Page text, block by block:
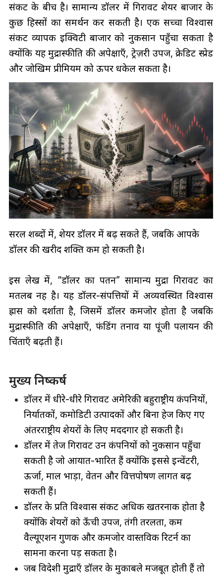
संकट के बीच है। सामान्य डॉलर में गिरावट शेयर बाजार के
कुछ हिस्सों का समर्थन कर सकती है। एक सच्चा विश्वास
संकट व्यापक इक्विटी बाजार को नुकसान पहुँचा सकता है
क्योंकि यह मुद्रास्फीति की अपेक्षाएँ, ट्रेज़री उपज, क्रेडिट स्प्रेड
और जोखिम प्रीमियम को ऊपर धकेल सकता है।
सरल शब्दों में, शेयर डॉलर में बढ़ सकते हैं, जबकि आपके
डॉलर की खरीद शक्ति कम हो सकती है।
इस लेख में, “डॉलर का पतन” सामान्य मुद्रा गिरावट का
मतलब नहीं है। यह डॉलर-संपत्तियों में अव्यवस्थित विश्वास
ह्रास को दर्शाता है, जिसमें डॉलर कमजोर होता है जबकि
मुद्रास्फीति की अपेक्षाएँ, फंडिंग तनाव या पूंजी पलायन की
चिंताएँ बढ़ती हैं।
मुख्य निष्कर्ष
डॉलर में धीरे-धीरे गिरावट अमेरिकी बहुराष्ट्रीय कंपनियों,
निर्यातकों, कमोडिटी उत्पादकों और बिना हेज किए गए
अंतरराष्ट्रीय शेयरों के लिए मददगार हो सकती है।
डॉलर में तेज गिरावट उन कंपनियों को नुकसान पहुँचा
सकती है जो आयात-भारित हैं क्योंकि इससे इन्वेंटरी,
ऊर्जा, माल भाड़ा, वेतन और वित्तपोषण लागत बढ़
सकती हैं।
डॉलर के प्रति विश्वास संकट अधिक खतरनाक होता है
क्योंकि शेयरों को ऊँची उपज, तंगी तरलता, कम
वैल्यूएशन गुणक और कमजोर वास्तविक रिटर्न का
सामना करना पड़ सकता है।
जब विदेशी मुद्राएँ डॉलर के मुकाबले मजबूत होती हैं तो